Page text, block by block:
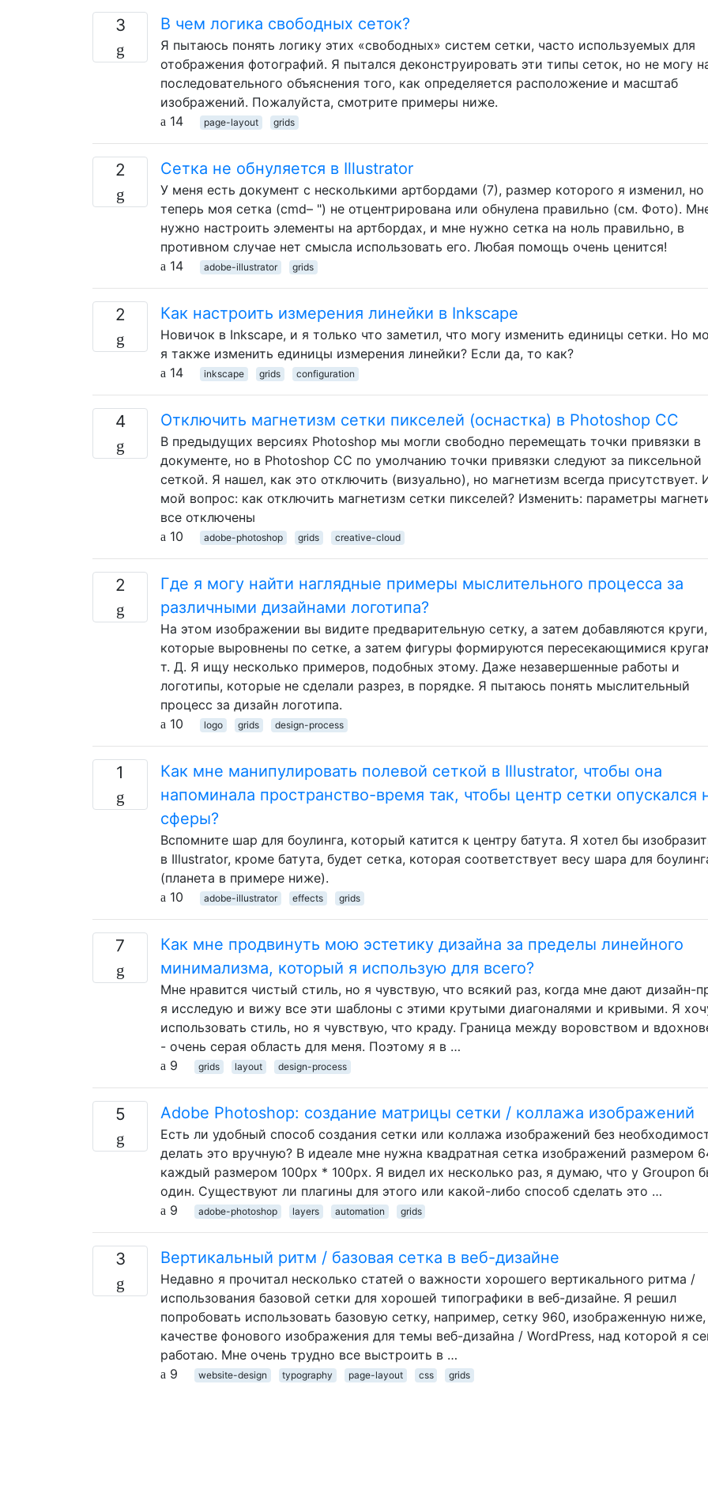
3 В чем логика свободных сеток?
Я пытаюсь понять логику этих «свободных» систем сетки, часто используемых для
отображения фотографий. Я пытался деконструировать эти типы сеток, но не могу
последовательного объяснения того, как определяется расположение и масштаб
изображений. Пожалуйста, смотрите примеры ниже.
14
page-layout grids
2 Сетка не обнуляется в Illustrator
У меня есть документ с несколькими артбордами (7), размер которого я изменил, но
теперь моя сетка (cmd– ") не отцентрирована или обнулена правильно (см. Фото).
нужно настроить элементы на артбордах, и мне нужно сетка на ноль правильно, в
противном случае нет смысла использовать его. Любая помощь очень ценится!
14
adobe-illustrator grids
2 Как настроить измерения линейки в Inkscape
Новичок в Inkscape, и я только что заметил, что могу изменить единицы сетки. Но
я также изменить единицы измерения линейки? Если да, то как?
14
inkscape grids configuration
4 Отключить магнетизм сетки пикселей (оснастка) в Photoshop CC
В предыдущих версиях Photoshop мы могли свободно перемещать точки привязки в
документе, но в Photoshop CC по умолчанию точки привязки следуют за пиксельной
сеткой. Я нашел, как это отключить (визуально), но магнетизм всегда присутствует.
мой вопрос: как отключить магнетизм сетки пикселей? Изменить: параметры
все отключены
10
adobe-photoshop grids creative-cloud
2
Где я могу найти наглядные примеры мыслительного процесса за
различными дизайнами логотипа?
На этом изображении вы видите предварительную сетку, а затем добавляются круги,
которые выровнены по сетке, а затем фигуры формируются пересекающимися
т. Д. Я ищу несколько примеров, подобных этому. Даже незавершенные работы и
логотипы, которые не сделали разрез, в порядке. Я пытаюсь понять мыслительный
процесс за дизайн логотипа.
10
logo grids design-process
1
Как мне манипулировать полевой сеткой в ​​Illustrator, чтобы она
напоминала пространство-время так, чтобы центр сетки опускался
сферы?
Вспомните шар для боулинга, который катится к центру батута. Я хотел бы
в Illustrator, кроме батута, будет сетка, которая соответствует весу шара для
(планета в примере ниже).
10
adobe-illustrator effects grids
7
Как мне продвинуть мою эстетику дизайна за пределы линейного
минимализма, который я использую для всего?
Мне нравится чистый стиль, но я чувствую, что всякий раз, когда мне дают дизайн-
я исследую и вижу все эти шаблоны с этими крутыми диагоналями и кривыми. Я
использовать стиль, но я чувствую, что краду. Граница между воровством и
- очень серая область для меня. Поэтому я в …
9
grids layout design-process
5 Adobe Photoshop: создание матрицы сетки / коллажа изображений
Есть ли удобный способ создания сетки или коллажа изображений без
делать это вручную? В идеале мне нужна квадратная сетка изображений размером
каждый размером 100px * 100px. Я видел их несколько раз, я думаю, что у Groupon
один. Существуют ли плагины для этого или какой-либо способ сделать это …
9
adobe-photoshop layers automation grids
3 Вертикальный ритм / базовая сетка в веб-дизайне
Недавно я прочитал несколько статей о важности хорошего вертикального ритма /
использования базовой сетки для хорошей типографики в веб-дизайне. Я решил
попробовать использовать базовую сетку, например, сетку 960, изображенную
качестве фонового изображения для темы веб-дизайна / WordPress, над которой я
работаю. Мне очень трудно все выстроить в …
9
website-design typography page-layout css grids